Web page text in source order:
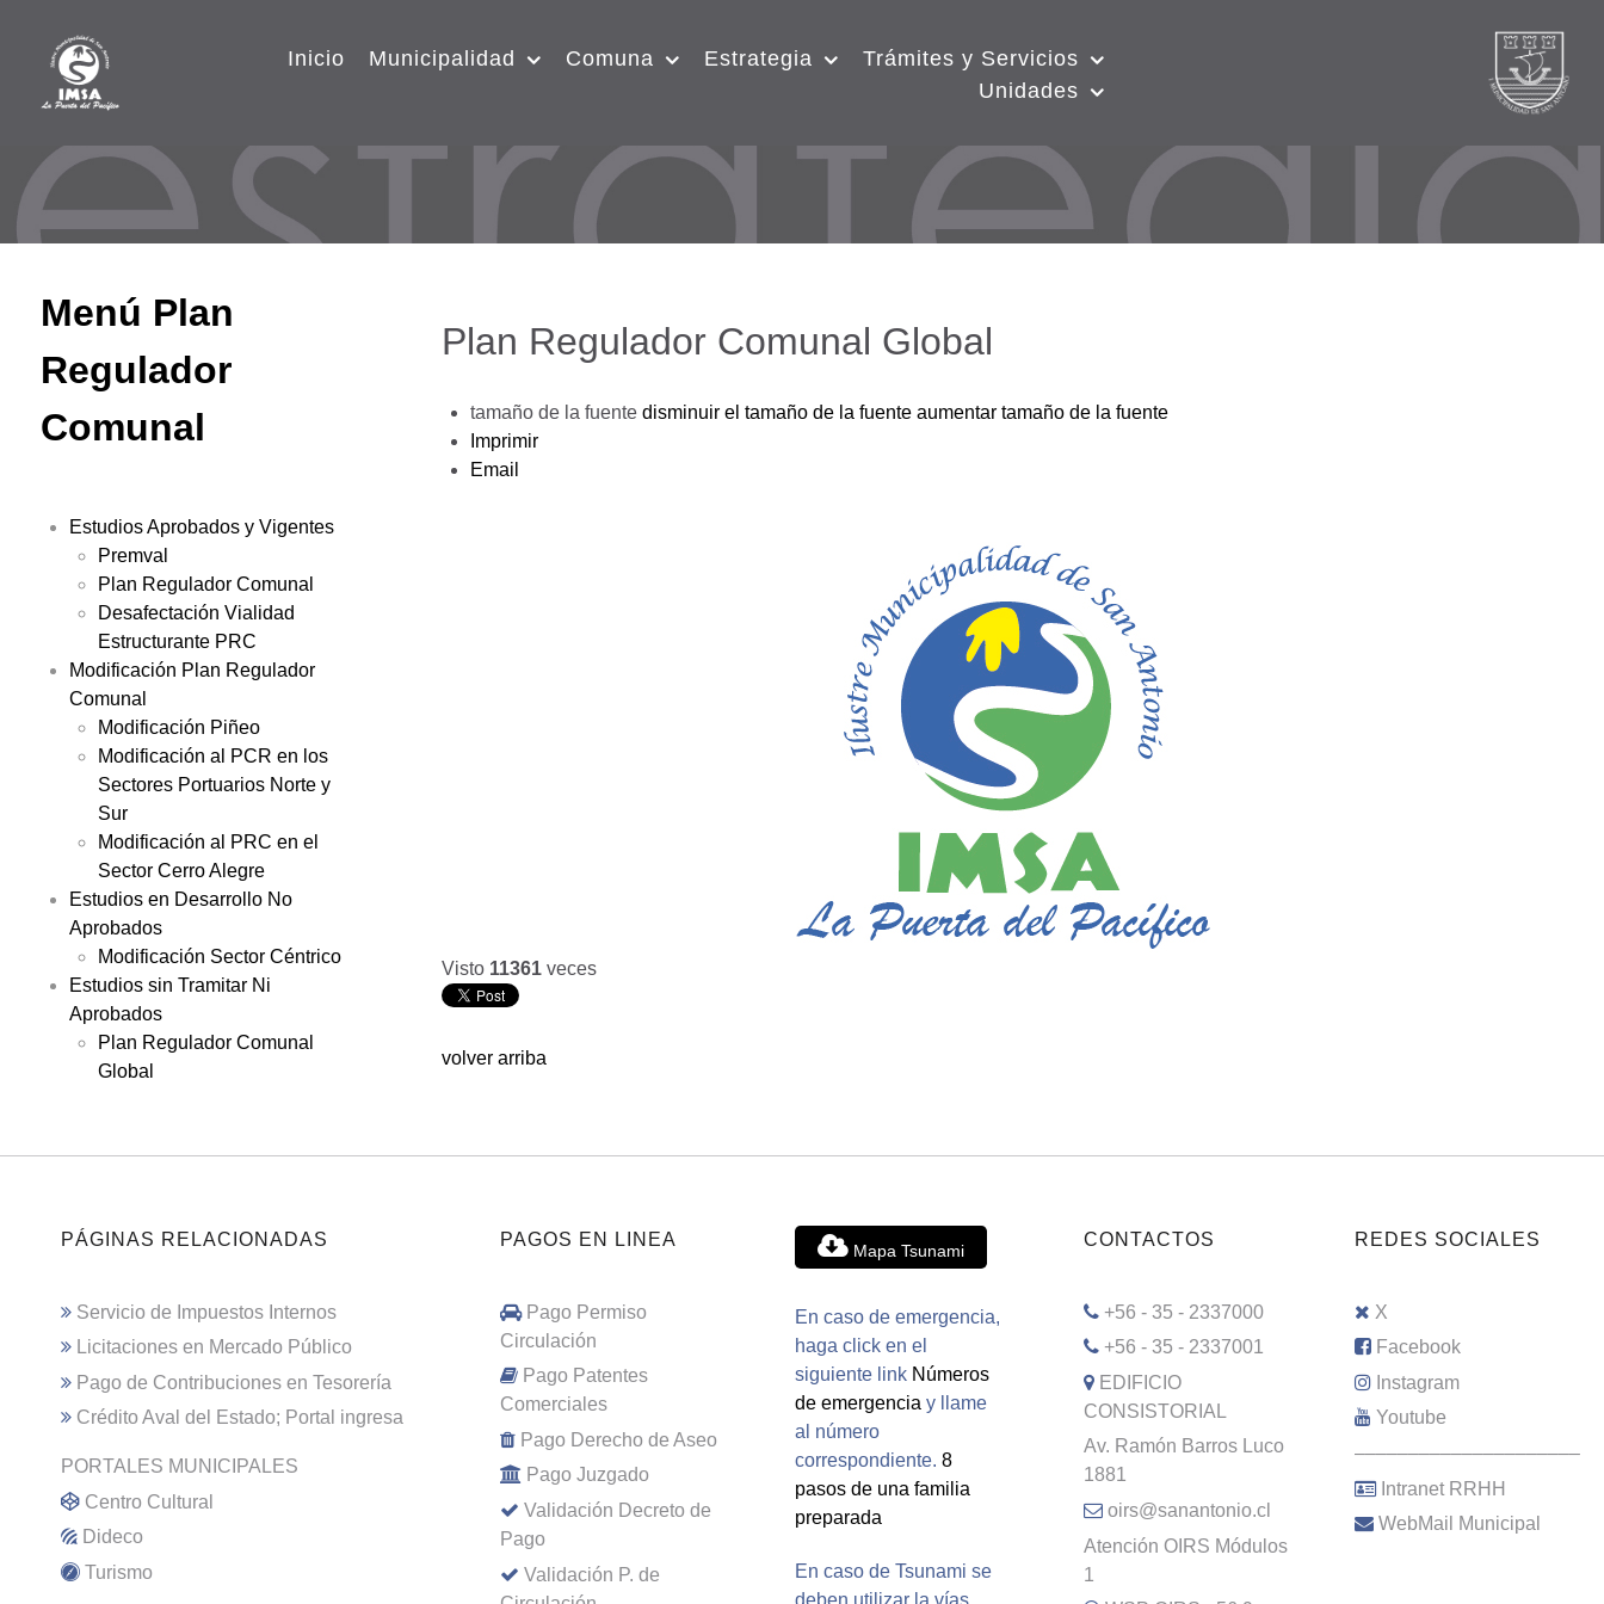
Inicio Municipalidad Comuna Estrategia
Trámites y Servicios
Unidades
Menú Plan
Regulador
Comunal
Estudios Aprobados y Vigentes
Premval
Plan Regulador Comunal
Desafectación Vialidad
Estructurante PRC
Modificación Plan Regulador
Comunal
Modificación Piñeo
Modificación al PCR en los
Sectores Portuarios Norte y
Sur
Modificación al PRC en el
Sector Cerro Alegre
Estudios en Desarrollo No
Aprobados
Modificación Sector Céntrico
Estudios sin Tramitar Ni
Aprobados
Plan Regulador Comunal
Global
Plan Regulador Comunal Global
tamaño de la fuente disminuir el tamaño de la fuente aumentar tamaño de la fuente
Imprimir
Email
Visto 11361 veces
volver arriba
PÁGINAS RELACIONADAS
Servicio de Impuestos Internos
Licitaciones en Mercado Público
Pago de Contribuciones en Tesorería
Crédito Aval del Estado; Portal ingresa
PORTALES MUNICIPALES
Centro Cultural
Dideco
Turismo
PAGOS EN LINEA
Pago Permiso
Circulación
Pago Patentes
Comerciales
Pago Derecho de Aseo
Pago Juzgado
Validación Decreto de
Pago
Validación P. de
Mapa Tsunami
En caso de emergencia,
haga click en el
siguiente link Números
de emergencia y llame
al número
correspondiente. 8
pasos de una familia
preparada
En caso de Tsunami se
deben utilizar la vías
CONTACTOS
+56 - 35 - 2337000
+56 - 35 - 2337001
EDIFICIO
CONSISTORIAL
Av. Ramón Barros Luco
1881
oirs@sanantonio.cl
Atención OIRS Módulos
1
REDES SOCIALES
X
Facebook
Instagram
Youtube
–––––––––––––––––––––
Intranet RRHH
WebMail Municipal